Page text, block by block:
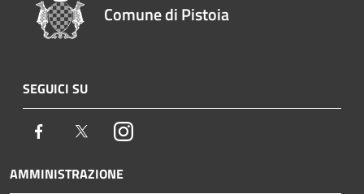
Comune di Pistoia
SEGUICI SU
Facebook TwitterInstagram
AMMINISTRAZIONE